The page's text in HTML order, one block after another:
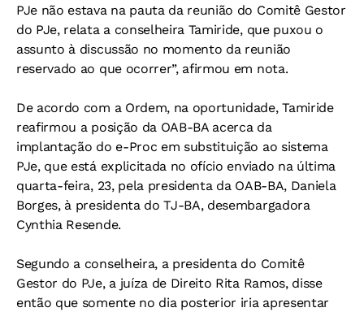
PJe não estava na pauta da reunião do Comitê Gestor
do PJe, relata a conselheira Tamiride, que puxou o
assunto à discussão no momento da reunião
reservado ao que ocorrer”, afirmou em nota.
De acordo com a Ordem, na oportunidade, Tamiride
reafirmou a posição da OAB-BA acerca da
implantação do e-Proc em substituição ao sistema
PJe, que está explicitada no ofício enviado na última
quarta-feira, 23, pela presidenta da OAB-BA, Daniela
Borges, à presidenta do TJ-BA, desembargadora
Cynthia Resende.
Segundo a conselheira, a presidenta do Comitê
Gestor do PJe, a juíza de Direito Rita Ramos, disse
então que somente no dia posterior iria apresentar